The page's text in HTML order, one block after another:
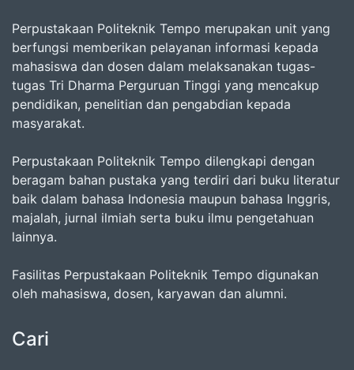
Perpustakaan Politeknik Tempo merupakan unit yang
berfungsi memberikan pelayanan informasi kepada
mahasiswa dan dosen dalam melaksanakan tugas-
tugas Tri Dharma Perguruan Tinggi yang mencakup
pendidikan, penelitian dan pengabdian kepada
masyarakat.
Perpustakaan Politeknik Tempo dilengkapi dengan
beragam bahan pustaka yang terdiri dari buku literatur
baik dalam bahasa Indonesia maupun bahasa Inggris,
majalah, jurnal ilmiah serta buku ilmu pengetahuan
lainnya.
Fasilitas Perpustakaan Politeknik Tempo digunakan
oleh mahasiswa, dosen, karyawan dan alumni.
Cari